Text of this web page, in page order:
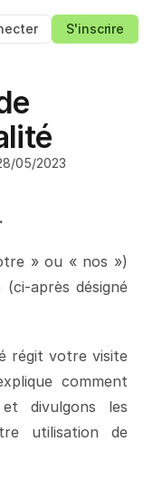
S'inscrire
05/2023
» ou « nos »)
(ci-après désigné
régit votre visite
comment
divulgons les
utilisation de